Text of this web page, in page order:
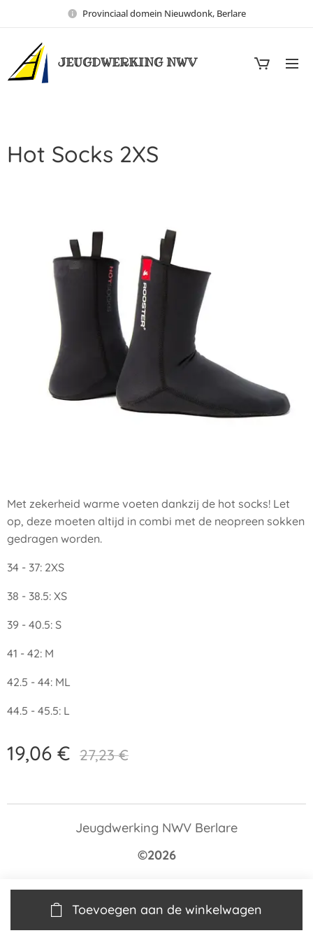
Provinciaal domein Nieuwdonk, Berlare
JEUGDWERKING NWV
Hot Socks 2XS
Met zekerheid warme voeten dankzij de hot socks! Let
op, deze moeten altijd in combi met de neopreen sokken
gedragen worden.
34 - 37: 2XS
38 - 38.5: XS
39 - 40.5: S
41 - 42: M
42.5 - 44: ML
44.5 - 45.5: L
19,06 € 27,23€
Toevoegen aan de winkelwagen
Jeugdwerking NWV Berlare
©2026